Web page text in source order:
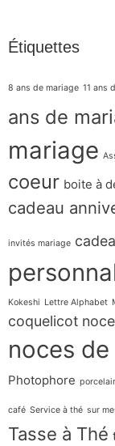
Étiquettes
8 ans de mariage 11 ans
ans de
mariage
coeur boite à
cadeau
invités mariage
Kokeshi Lettre Alphabet
coquelicot
noces
Photophore
café Service à thé sur
Tasse à Thé